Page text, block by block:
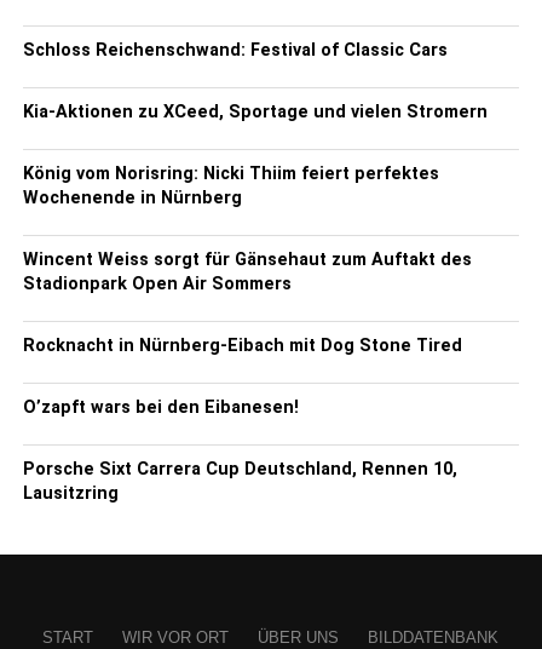
Schloss Reichenschwand: Festival of Classic Cars
Kia-Aktionen zu XCeed, Sportage und vielen Stromern
König vom Norisring: Nicki Thiim feiert perfektes
Wochenende in Nürnberg
Wincent Weiss sorgt für Gänsehaut zum Auftakt des
Stadionpark Open Air Sommers
Rocknacht in Nürnberg-Eibach mit Dog Stone Tired
O’zapft wars bei den Eibanesen!
Porsche Sixt Carrera Cup Deutschland, Rennen 10,
Lausitzring
START WIR VOR ORT ÜBER UNS BILDDATENBANK